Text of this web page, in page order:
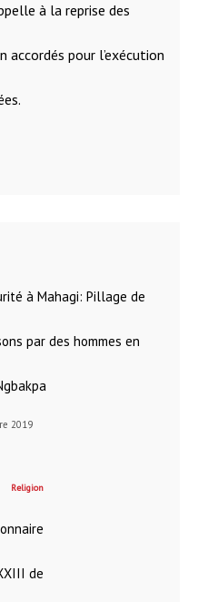
à la reprise des
accordés pour l’exécution
à Mahagi: Pillage de
par des hommes en
2019
Religion
de